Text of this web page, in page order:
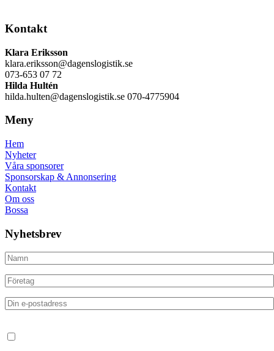
Kontakt
Klara Eriksson
klara.eriksson@dagenslogistik.se
073-653 07 72
Hilda Hultén
hilda.hulten@dagenslogistik.se 070-4775904
Meny
Hem
Nyheter
Våra sponsorer
Sponsorskap & Annonsering
Kontakt
Om oss
Bossa
Nyhetsbrev